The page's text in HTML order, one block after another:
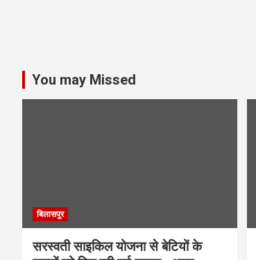
You may Missed
बिलासपुर
सरस्वती साइकिल योजना से बेटियों के